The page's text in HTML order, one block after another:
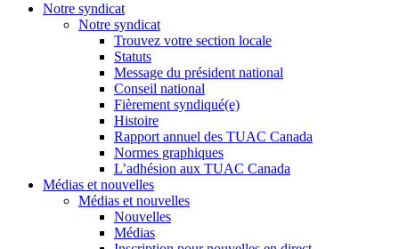
Notre syndicat
Notre syndicat
Trouvez votre section locale
Statuts
Message du président national
Conseil national
Fièrement syndiqué(e)
Histoire
Rapport annuel des TUAC Canada
Normes graphiques
L’adhésion aux TUAC Canada
Médias et nouvelles
Médias et nouvelles
Nouvelles
Médias